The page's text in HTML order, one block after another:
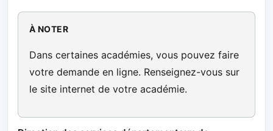
À NOTER
Dans certaines académies, vous pouvez faire
votre demande en ligne. Renseignez-vous sur
le site internet de votre académie.